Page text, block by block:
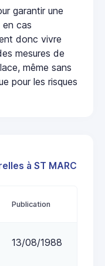
garantir une
cas
donc vivre
mesures de
même sans
pour les risques
à ST MARC
Publication
13/08/1988